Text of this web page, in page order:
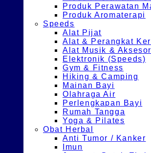
Produk Perawatan
Produk Aromaterapi
Speeds
Alat Pijat
Alat & Perangkat
Alat Musik &
Elektronik (Speeds)
Gym & Fitness
Hiking & Camping
Mainan Bayi
Olahraga Air
Perlengkapan Bayi
Rumah Tangga
Yoga & Pilates
Obat Herbal
Anti Tumor / Kanker
Imun